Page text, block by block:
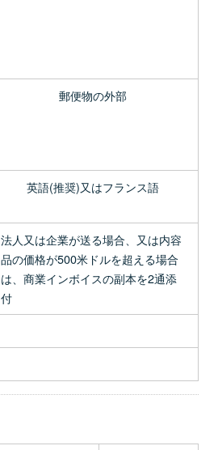
郵便物の外部
英語(推奨)又はフランス語
法人又は企業が送る場合、又は内容
品の価格が500米ドルを超える場合
は、商業インボイスの副本を2通添
付